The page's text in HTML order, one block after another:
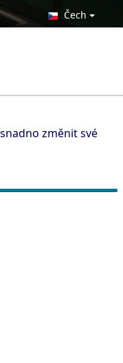
Čech
změnit své